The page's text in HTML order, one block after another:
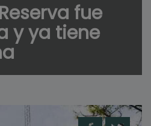
fue
y ya tiene